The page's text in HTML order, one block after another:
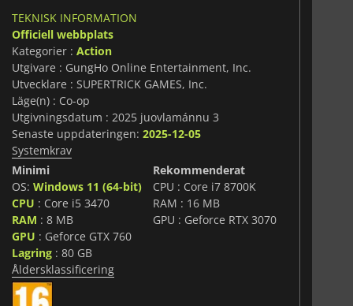
inför. Överlevnad kräver skicklighet, timing och en
till taktiska skärmytslingar på avstånd.
introduceras också ett spännande PvEvP-element. I Hell
som alla vill stjäla ditt surt förvärvade byte. Allianser
förvandla en tillfällig allierad till en formidabel
omformar miljön och fiendernas placeringar,
någonsin känns likadan.
och strategi en viktig roll. Uppgradera din
och gömma resurser för framtida körningar. Din
lära sig nya förmågor och anpassa sig till de ständigt
Oavsett om du tacklar monstruösa fiender
spelare, har varje beslut vikt och konsekvenser.
insatser, obeveklig svårighetsgrad och spänningen
LET IT DIE: INFERNO
varje nedgång en chans att växa sig starkare och varje
Våga möta infernot och höja dig över dess kaos.
TEKNISK INFORMATION
Officiell webbplats
Kategorier : Action
Utgivare : GungHo Online Entertainment, Inc.
Utvecklare : SUPERTRICK GAMES, Inc.
Läge(n) : Co-op
Utgivningsdatum : 2025 juovlamánnu 3
Senaste uppdateringen: 2025-12-05
Systemkrav
Minimi
OS: Windows 11 (64-bit)
CPU : Core i5 3470
RAM : 8 MB
GPU : Geforce GTX 760
Lagring: 80 GB
Rekommenderat
CPU : Core i7 8700K
RAM : 16 MB
GPU : Geforce RTX 3070
Åldersklassificering